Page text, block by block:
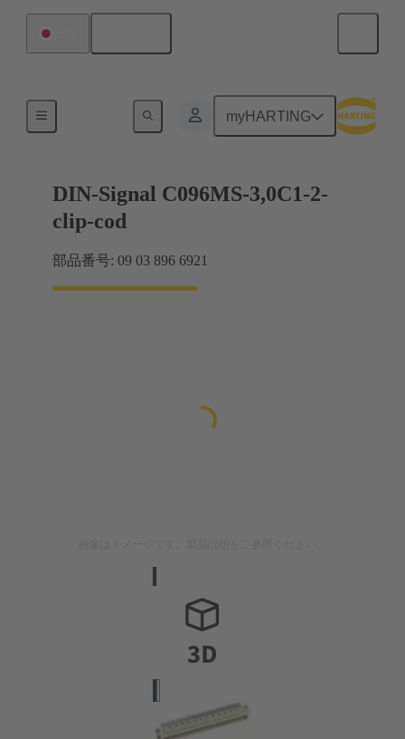
myHARTING
マザーボード ツー ドーターカード接続
DIN-Signal C096MS-3,0C1-2-
clip-cod
部品番号: 09 03 896 6921